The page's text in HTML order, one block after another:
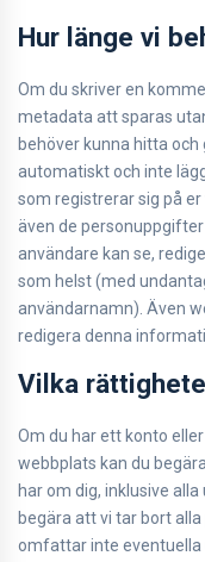
Hur länge vi
Om du skriver en
metadata att sparas
behöver kunna hitta
automatiskt och inte
som registrerar sig på
även de
användare kan se,
som helst (med
användarnamn). Även
redigera denna
Vilka
Om du har ett konto
webbplats kan du
har om dig, inklusive
begära att vi tar bort
omfattar inte eventuella